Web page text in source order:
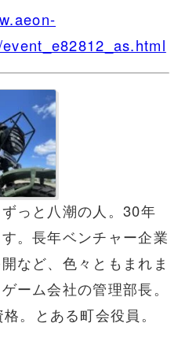
っと八潮の人。30年
。長年ベンチャー企業
など、色々ともまれま
ーム会社の管理部長。
。とある町会役員。